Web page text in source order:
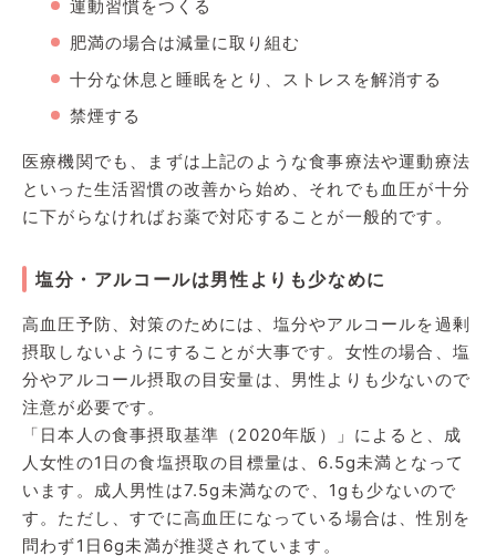
運動習慣をつくる
肥満の場合は減量に取り組む
十分な休息と睡眠をとり、ストレスを解消する
禁煙する
医療機関でも、まずは上記のような食事療法や運動療法
といった生活習慣の改善から始め、それでも血圧が十分
に下がらなければお薬で対応することが一般的です。
塩分・アルコールは男性よりも少なめに
高血圧予防、対策のためには、塩分やアルコールを過剰
摂取しないようにすることが大事です。女性の場合、塩
分やアルコール摂取の目安量は、男性よりも少ないので
注意が必要です。
「日本人の食事摂取基準（2020年版）」によると、成
人女性の1日の食塩摂取の目標量は、6.5g未満となって
います。成人男性は7.5g未満なので、1gも少ないので
す。ただし、すでに高血圧になっている場合は、性別を
問わず1日6g未満が推奨されています。